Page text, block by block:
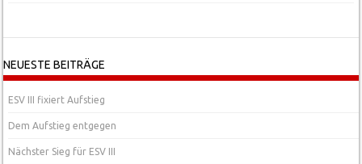
NEUESTE BEITRÄGE
ESV III fixiert Aufstieg
Dem Aufstieg entgegen
Nächster Sieg für ESV III